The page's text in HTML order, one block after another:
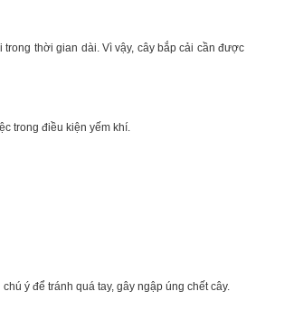
thời gian dài. Vì vậy, cây bắp cải cần được
trong điều kiện yếm khí.
ý để tránh quá tay, gây ngập úng chết cây.